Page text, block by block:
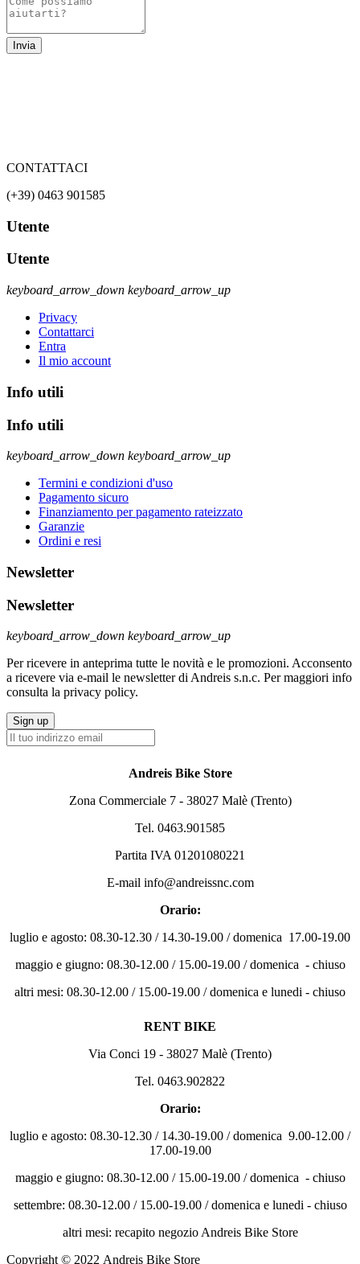
CONTATTACI
(+39) 0463 901585
Utente
Utente
keyboard_arrow_down keyboard_arrow_up
Privacy
Contattarci
Entra
Il mio account
Info utili
Info utili
keyboard_arrow_down keyboard_arrow_up
Termini e condizioni d'uso
Pagamento sicuro
Finanziamento per pagamento rateizzato
Garanzie
Ordini e resi
Newsletter
Newsletter
keyboard_arrow_down keyboard_arrow_up
Per ricevere in anteprima tutte le novità e le promozioni. Acconsento
a ricevere via e-mail le newsletter di Andreis s.n.c. Per maggiori info
consulta la privacy policy.
Andreis Bike Store
Zona Commerciale 7 - 38027 Malè (Trento)
Tel. 0463.901585
Partita IVA 01201080221
E-mail info@andreissnc.com
Orario:
luglio e agosto: 08.30-12.30 / 14.30-19.00 / domenica 17.00-19.00
maggio e giugno: 08.30-12.00 / 15.00-19.00 / domenica - chiuso
altri mesi: 08.30-12.00 / 15.00-19.00 / domenica e lunedi - chiuso
RENT BIKE
Via Conci 19 - 38027 Malè (Trento)
Tel. 0463.902822
Orario:
luglio e agosto: 08.30-12.30 / 14.30-19.00 / domenica 9.00-12.00 /
17.00-19.00
maggio e giugno: 08.30-12.00 / 15.00-19.00 / domenica - chiuso
settembre: 08.30-12.00 / 15.00-19.00 / domenica e lunedi - chiuso
altri mesi: recapito negozio Andreis Bike Store
Copyright © 2022 Andreis Bike Store